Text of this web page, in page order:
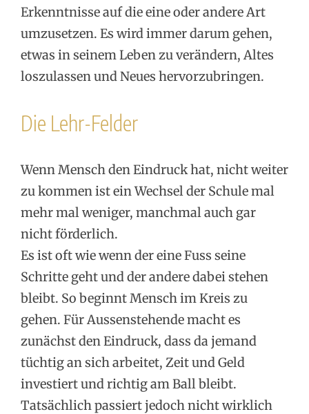
Erkenntnisse auf die eine oder andere Art
umzusetzen. Es wird immer darum gehen,
etwas in seinem Leben zu verändern, Altes
loszulassen und Neues hervorzubringen.
Die Lehr-Felder
Wenn Mensch den Eindruck hat, nicht weiter
zu kommen ist ein Wechsel der Schule mal
mehr mal weniger, manchmal auch gar
nicht förderlich.
Es ist oft wie wenn der eine Fuss seine
Schritte geht und der andere dabei stehen
bleibt. So beginnt Mensch im Kreis zu
gehen. Für Aussenstehende macht es
zunächst den Eindruck, dass da jemand
tüchtig an sich arbeitet, Zeit und Geld
investiert und richtig am Ball bleibt.
Tatsächlich passiert jedoch nicht wirklich